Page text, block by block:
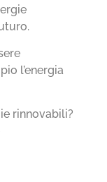
l’energia
rinnovabili?